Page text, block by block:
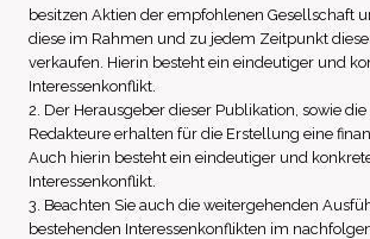
besitzen Aktien der empfohlenen Gesellschaft
diese im Rahmen und zu jedem Zeitpunkt
verkaufen. Hierin besteht ein eindeutiger und
Interessenkonflikt.
2. Der Herausgeber dieser Publikation, sowie
Redakteure erhalten für die Erstellung eine
Auch hierin besteht ein eindeutiger und
Interessenkonflikt.
3. Beachten Sie auch die weitergehenden
bestehenden Interessenkonflikten im